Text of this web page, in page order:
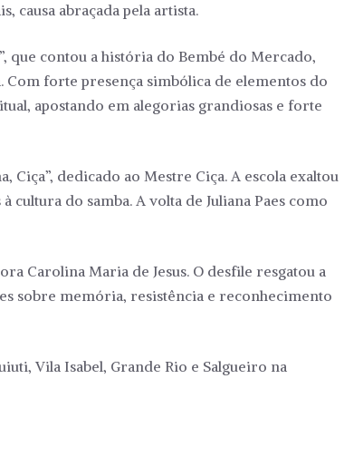
causa abraçada pela artista.
que contou a história do Bembé do Mercado,
Com forte presença simbólica de elementos do
apostando em alegorias grandiosas e forte
dedicado ao Mestre Ciça. A escola exaltou
do samba. A volta de Juliana Paes como
Carolina Maria de Jesus. O desfile resgatou a
sobre memória, resistência e reconhecimento
Vila Isabel, Grande Rio e Salgueiro na